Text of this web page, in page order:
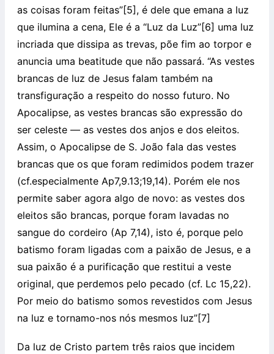
as coisas foram feitas”[5], é dele que emana a luz
que ilumina a cena, Ele é a “Luz da Luz”[6] uma luz
incriada que dissipa as trevas, põe fim ao torpor e
anuncia uma beatitude que não passará. “As vestes
brancas de luz de Jesus falam também na
transfiguração a respeito do nosso futuro. No
Apocalipse, as vestes brancas são expressão do
ser celeste — as vestes dos anjos e dos eleitos.
Assim, o Apocalipse de S. João fala das vestes
brancas que os que foram redimidos podem trazer
(cf.especialmente Ap7,9.13;19,14). Porém ele nos
permite saber agora algo de novo: as vestes dos
eleitos são brancas, porque foram lavadas no
sangue do cordeiro (Ap 7,14), isto é, porque pelo
batismo foram ligadas com a paixão de Jesus, e a
sua paixão é a purificação que restitui a veste
original, que perdemos pelo pecado (cf. Lc 15,22).
Por meio do batismo somos revestidos com Jesus
na luz e tornamo-nos nós mesmos luz”[7]
Da luz de Cristo partem três raios que incidem